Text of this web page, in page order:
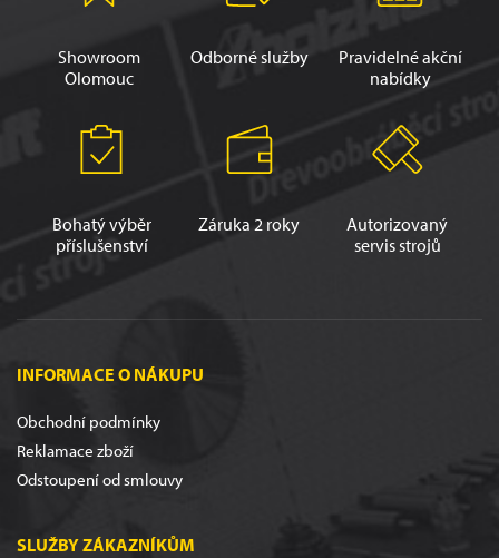
Showroom
Olomouc
Odborné služby
Pravidelné akční
nabídky
Bohatý výběr
příslušenství
Záruka 2 roky
Autorizovaný
servis strojů
INFORMACE O NÁKUPU
Obchodní podmínky
Reklamace zboží
Odstoupení od smlouvy
SLUŽBY ZÁKAZNÍKŮM